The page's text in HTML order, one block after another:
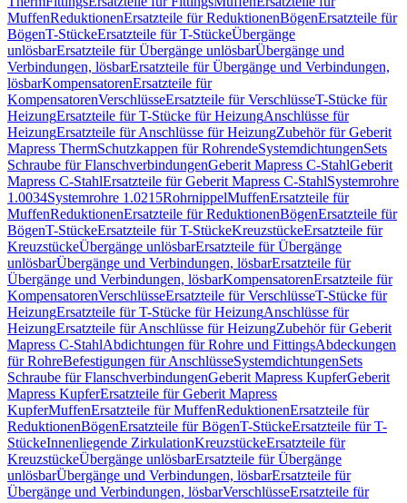
MuffenReduktionenErsatzteile für ReduktionenBögenErsatzteile für
BögenT-StückeErsatzteile für T-StückeÜbergänge
unlösbarErsatzteile für Übergänge unlösbarÜbergänge und
Verbindungen, lösbarErsatzteile für Übergänge und Verbindungen,
lösbarKompensatorenErsatzteile für
KompensatorenVerschlüsseErsatzteile für VerschlüsseT-Stücke für
HeizungErsatzteile für T-Stücke für HeizungAnschlüsse für
HeizungErsatzteile für Anschlüsse für HeizungZubehör für Geberit
Mapress ThermSchutzkappen für RohrendeSystemdichtungenSets
Schraube für FlanschverbindungenGeberit Mapress C-StahlGeberit
Mapress C-StahlErsatzteile für Geberit Mapress C-StahlSystemrohre
1.0034Systemrohre 1.0215RohrnippelMuffenErsatzteile für
MuffenReduktionenErsatzteile für ReduktionenBögenErsatzteile für
BögenT-StückeErsatzteile für T-StückeKreuzstückeErsatzteile für
KreuzstückeÜbergänge unlösbarErsatzteile für Übergänge
unlösbarÜbergänge und Verbindungen, lösbarErsatzteile für
Übergänge und Verbindungen, lösbarKompensatorenErsatzteile für
KompensatorenVerschlüsseErsatzteile für VerschlüsseT-Stücke für
HeizungErsatzteile für T-Stücke für HeizungAnschlüsse für
HeizungErsatzteile für Anschlüsse für HeizungZubehör für Geberit
Mapress C-StahlAbdichtungen für Rohre und FittingsAbdeckungen
für RohreBefestigungen für AnschlüsseSystemdichtungenSets
Schraube für FlanschverbindungenGeberit Mapress KupferGeberit
Mapress KupferErsatzteile für Geberit Mapress
KupferMuffenErsatzteile für MuffenReduktionenErsatzteile für
ReduktionenBögenErsatzteile für BögenT-StückeErsatzteile für T-
StückeInnenliegende ZirkulationKreuzstückeErsatzteile für
KreuzstückeÜbergänge unlösbarErsatzteile für Übergänge
unlösbarÜbergänge und Verbindungen, lösbarErsatzteile für
Übergänge und Verbindungen, lösbarVerschlüsseErsatzteile für